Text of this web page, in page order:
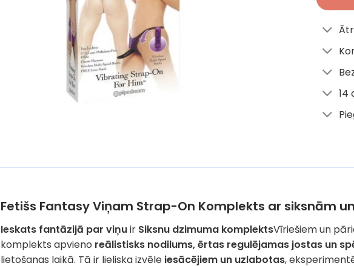
14
Fetišs Fantasy Viņam Strap-On Komplekts ar siksnām
Ieskats fantāzijā par viņuir Siksnu dzimuma komplektsVīriešiem un
komplekts apvieno reālistisks nodilums, ērtas regulējamas jostas un
lietošanas laikā. Tā ir lieliska izvēle iesācējiem un uzlabotas,